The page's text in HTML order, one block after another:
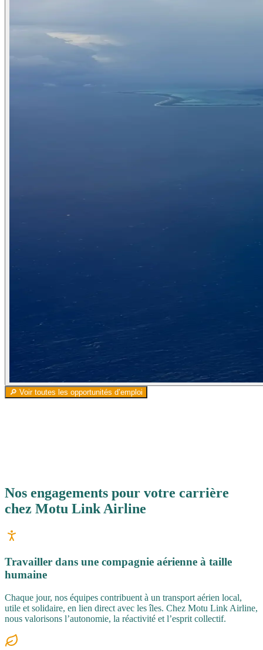
🔎 Voir toutes les opportunités d’emploi
Nos engagements pour votre carrière
chez Motu Link Airline
Travailler dans une compagnie aérienne à taille
humaine
Chaque jour, nos équipes contribuent à un transport aérien local,
utile et solidaire, en lien direct avec les îles. Chez Motu Link Airline,
nous valorisons l’autonomie, la réactivité et l’esprit collectif.